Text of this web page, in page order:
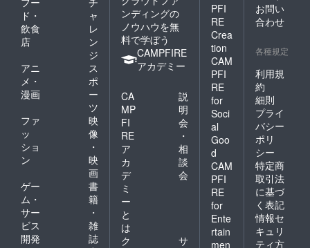
ド・
飲食
店
ャ
レ
ン
ジ
アニ
メ・
漫画
ス
ポ
ー
ツ
ファ
ッ
ショ
ン
映
像
・
映
画
ゲー
ム・
サー
ビス
開発
書
籍
・
雑
誌
ンディングの
ノウハウを無
料で学ぼう
CAMPFIRE
アカデミー
CA
MP
FI
RE
ア
カ
デ
ミ
ー
と
は
説
明
会
・
相
談
会
ク
サ
PFI
RE
Crea
tion
CAM
PFI
RE
for
Soci
al
Goo
d
CAM
PFI
RE
for
Ente
rtain
men
お問い
合わせ
各種規定
利用規
約
細則
プライ
バシー
ポリ
シー
特定商
取引法
に基づ
く表記
情報セ
キュリ
ティ方